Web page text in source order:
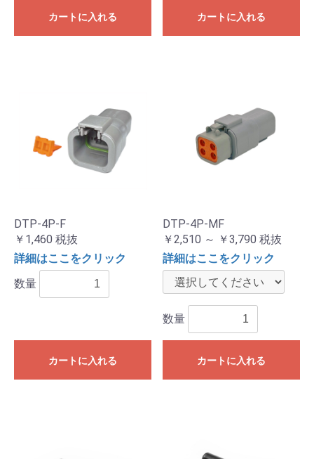
カートに入れる カートに入れる
DTP-4P-F
￥1,460 税抜
詳細はここをクリック
数量
カートに入れる
DTP-4P-MF
￥2,510 ～ ￥3,790 税抜
詳細はここをクリック
数量
カートに入れる